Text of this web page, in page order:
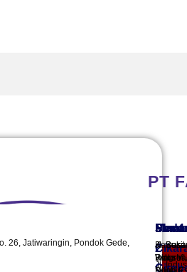
PT
26, Jatiwaringin, Pondok Gede,
Plant
Jl.
Plant
2
Industri
Jl. Bukit
Wato VI,
Jl.